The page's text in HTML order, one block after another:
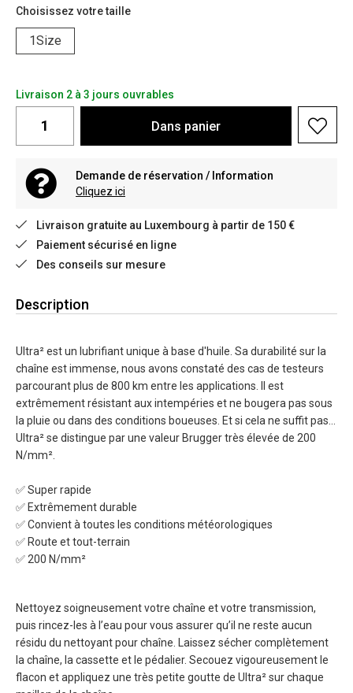
Choisissez votre taille
1Size
Livraison 2 à 3 jours ouvrables
Dans panier
Demande de réservation / Information
Cliquez ici
Livraison gratuite au Luxembourg à partir de 150 €
Paiement sécurisé en ligne
Des conseils sur mesure
Description
Ultra² est un lubrifiant unique à base d'huile. Sa durabilité sur la
chaîne est immense, nous avons constaté des cas de testeurs
parcourant plus de 800 km entre les applications. Il est
extrêmement résistant aux intempéries et ne bougera pas sous
la pluie ou dans des conditions boueuses. Et si cela ne suffit pas...
Ultra² se distingue par une valeur Brugger très élevée de 200
N/mm².
✅ Super rapide
✅ Extrêmement durable
✅ Convient à toutes les conditions météorologiques
✅ Route et tout-terrain
✅ 200 N/mm²
Nettoyez soigneusement votre chaîne et votre transmission,
puis rincez-les à l’eau pour vous assurer qu’il ne reste aucun
résidu du nettoyant pour chaîne. Laissez sécher complètement
la chaîne, la cassette et le pédalier. Secouez vigoureusement le
flacon et appliquez une très petite goutte de Ultra² sur chaque